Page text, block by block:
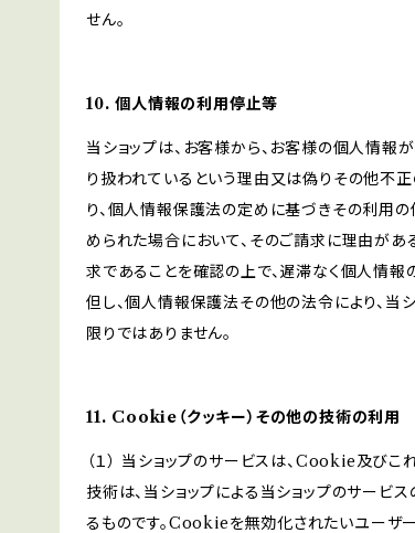
せん。
10. 個人情報の利用停止等
当ショップは、お客様から、お客様の個人情
り扱われているという理由又は偽りその他不
り、個人情報保護法の定めに基づきその利用の
められた場合において、そのご請求に理由が
求であることを確認の上で、遅滞なく個人情報
但し、個人情報保護法その他の法令により、
限りではありません。
11. Cookie（クッキー）その他の技術の利用
（１） 当ショップのサービスは、Cookie及び
技術は、当ショップによる当ショップのサービ
るものです。Cookieを無効化されたいユーザ